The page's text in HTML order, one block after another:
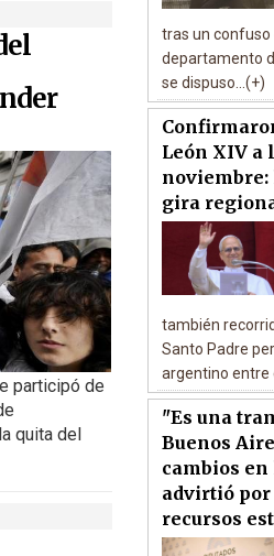
participó de
quita del
tras un confuso
departamento
se dispuso...(+)
León XIV a
noviembre:
gira
también
Santo Padre
argentino entre
"Es una
Buenos
cambios
advirtió
recursos